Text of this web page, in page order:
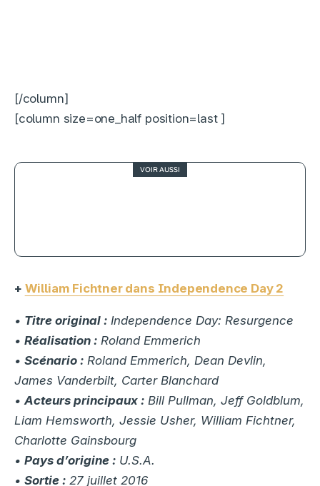
[/column]
[column size=one_half position=last ]
VOIR AUSSI
+ William Fichtner dans Independence Day 2
• Titre original : Independence Day: Resurgence
• Réalisation : Roland Emmerich
• Scénario : Roland Emmerich, Dean Devlin,
James Vanderbilt, Carter Blanchard
•Acteurs principaux : Bill Pullman, Jeff Goldblum,
Liam Hemsworth, Jessie Usher, William Fichtner,
Charlotte Gainsbourg
• Pays d’origine : U.S.A.
• Sortie : 27 juillet 2016